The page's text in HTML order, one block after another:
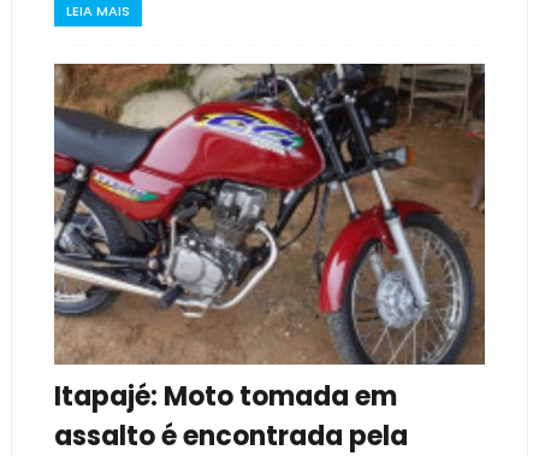
LEIA MAIS
Itapajé: Moto tomada em
assalto é encontrada pela